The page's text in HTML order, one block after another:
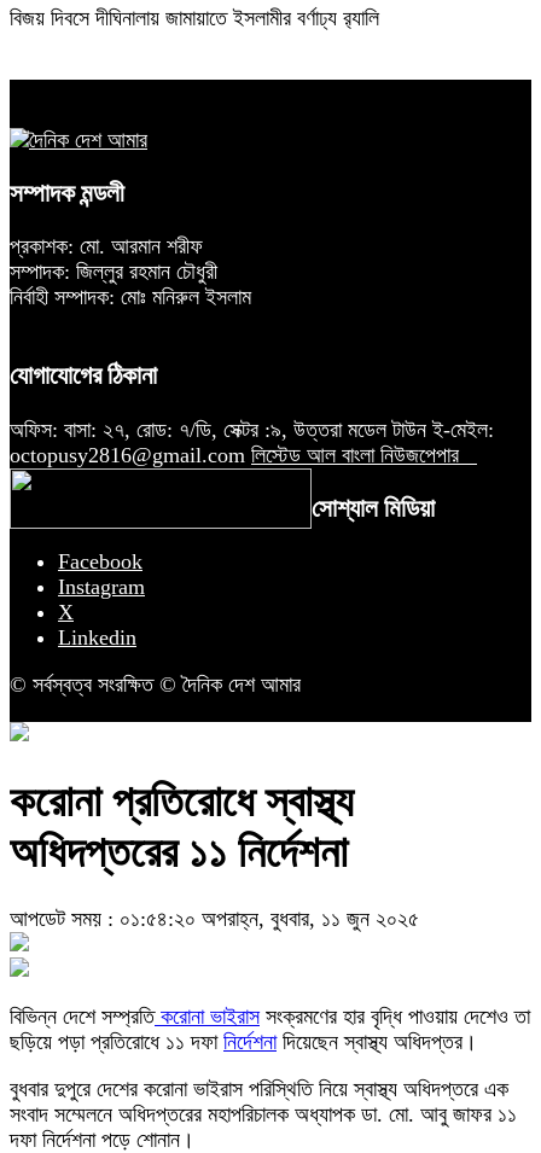
বিজয় দিবসে দীঘিনালায় জামায়াতে ইসলামীর বর্ণাঢ্য র‍্যালি
সম্পাদক মন্ডলী
প্রকাশক: মো. আরমান শরীফ
সম্পাদক: জিল্লুর রহমান চৌধুরী
নির্বাহী সম্পাদক: মোঃ মনিরুল ইসলাম
যোগাযোগের ঠিকানা
অফিস: বাসা: ২৭, রোড: ৭/ডি, সেক্টর :৯, উত্তরা মডেল টাউন ই-মেইল:
octopusy2816@gmail.com লিস্টেড আল বাংলা নিউজপেপার
সোশ্যাল মিডিয়া
Facebook
Instagram
X
Linkedin
© সর্বস্বত্ব সংরক্ষিত © দৈনিক দেশ আমার
করোনা প্রতিরোধে স্বাস্থ্য
অধিদপ্তরের ১১ নির্দেশনা
আপডেট সময় : ০১:৫৪:২০ অপরাহ্ন, বুধবার, ১১ জুন ২০২৫
বিভিন্ন দেশে সম্প্রতিকরোনা ভাইরাসসংক্রমণের হার বৃদ্ধি পাওয়ায় দেশেও তা
ছড়িয়ে পড়া প্রতিরোধে ১১ দফা নির্দেশনাদিয়েছেন স্বাস্থ্য অধিদপ্তর।
বুধবার দুপুরে দেশের করোনা ভাইরাস পরিস্থিতি নিয়ে স্বাস্থ্য অধিদপ্তরে এক
সংবাদ সম্মেলনে অধিদপ্তরের মহাপরিচালক অধ্যাপক ডা. মো. আবু জাফর ১১
দফা নির্দেশনা পড়ে শোনান।